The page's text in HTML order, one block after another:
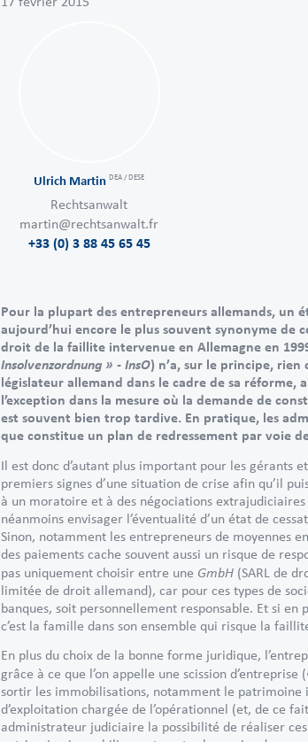
Ulrich MartinDEA / DESE
Rechtsanwalt
martin@rechtsanwalt.fr
+33 (0) 3 88 45 65 45
Pour la plupart des entrepreneurs allemands, un
aujourd’hui encore le plus souvent synonyme de
droit de la faillite intervenue en Allemagne en
Insolvenzordnung » - InsO) n’a, sur le principe, rien
législateur allemand dans le cadre de sa
l’exception dans la mesure où la demande de
est souvent bien trop tardive. En pratique, les
que constitue un plan de redressement par voie
Il est donc d’autant plus important pour les gérants
premiers signes d’une situation de crise afin qu’il
à un moratoire et à des négociations
néanmoins envisager l’éventualité d’un état de
Sinon, notamment les entrepreneurs de moyennes
des paiements cache souvent aussi un risque de
pas uniquement choisir entre une GmbH (SARL de
limitée de droit allemand), car pour ces types de
banques, soit personnellement responsable. Et si
c’est la famille dans son ensemble qui risque la
En plus du choix de la bonne forme juridique,
grâce à ce que l’on appelle une scission d’entreprise
sortir les immobilisations, notamment le patrimoine
d’exploitation chargée de l’opérationnel (et, de ce
administrateur judiciaire la possibilité de réaliser